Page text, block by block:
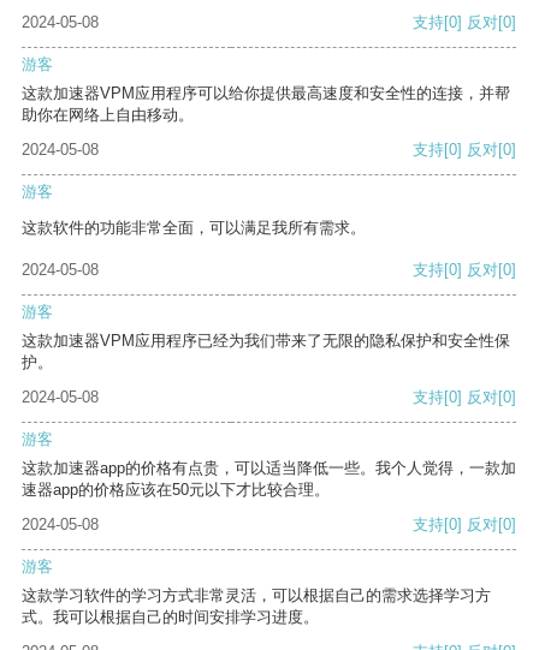
2024-05-08 支持[0] 反对[0]
游客
这款加速器VPM应用程序可以给你提供最高速度和安全性的连接，并帮
助你在网络上自由移动。
2024-05-08
支持[0] 反对[0]
游客
这款软件的功能非常全面，可以满足我所有需求。
2024-05-08 支持[0] 反对[0]
游客
这款加速器VPM应用程序已经为我们带来了无限的隐私保护和安全性保
护。
2024-05-08
支持[0] 反对[0]
游客
这款加速器app的价格有点贵，可以适当降低一些。我个人觉得，一款加
速器app的价格应该在50元以下才比较合理。
2024-05-08
支持[0] 反对[0]
游客
这款学习软件的学习方式非常灵活，可以根据自己的需求选择学习方
式。我可以根据自己的时间安排学习进度。